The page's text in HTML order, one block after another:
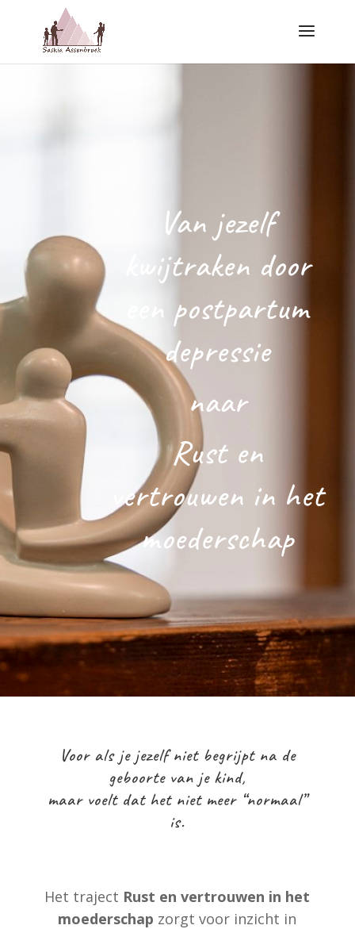
Van jezelf
kwijtraken door
een postpartum
depressie
naar
Rust en
vertrouwen in het
moederschap
Voor als je jezelf niet begrijpt na de
geboorte van je kind,
maar voelt dat het niet meer “normaal”
is.
Het traject Rust en vertrouwen in het
moederschap zorgt voor inzicht in